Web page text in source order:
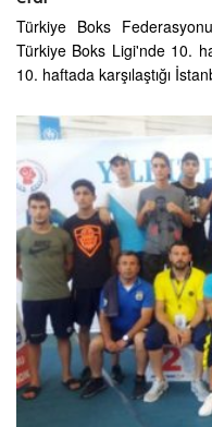
Türkiye Boks
Türkiye Boks Ligi'nde 10.
10. haftada karşılaştığı